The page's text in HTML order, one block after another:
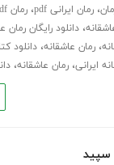
،رمان ایرانی pdf ،رمان pdf
،دانلود رایگان رمان
،رمان عاشقانه،دانلود
ایرانی،رمان عاشقانه،
سپید